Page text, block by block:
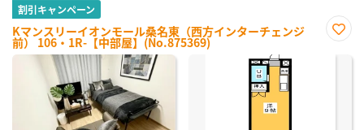
割引キャンペーン
Kマンスリーイオンモール桑名東（西方インターチェンジ
前） 106・1R-【中部屋】(No.875369)
に入